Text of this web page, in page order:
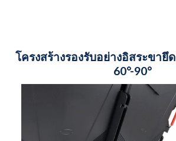
โครงสร้างรองรับอย่างอิสระขายึ
60°-90°